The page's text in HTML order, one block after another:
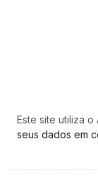
Este site utiliza
seus dados em